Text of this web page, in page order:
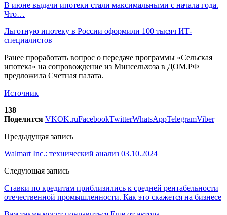
В июне выдачи ипотеки стали максимальными с начала года.
Что…
Льготную ипотеку в России оформили 100 тысяч ИТ-
специалистов
Ранее проработать вопрос о передаче программы «Сельская
ипотека» на сопровождение из Минсельхоза в ДОМ.РФ
предложила Счетная палата.
Источник
138
Поделится VKOK.ruFacebookTwitterWhatsAppTelegramViber
Предыдущая запись
Walmart Inc.: технический анализ 03.10.2024
Следующая запись
Ставки по кредитам приблизились к средней рентабельности
отечественной промышленности. Как это скажется на бизнесе